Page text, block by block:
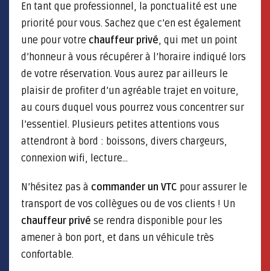
En tant que professionnel, la ponctualité est une
priorité pour vous. Sachez que c’en est également
une pour votre chauffeur privé, qui met un point
d’honneur à vous récupérer à l’horaire indiqué lors
de votre réservation. Vous aurez par ailleurs le
plaisir de profiter d’un agréable trajet en voiture,
au cours duquel vous pourrez vous concentrer sur
l’essentiel. Plusieurs petites attentions vous
attendront à bord : boissons, divers chargeurs,
connexion wifi, lecture…
N’hésitez pas à commander un VTC pour assurer le
transport de vos collègues ou de vos clients ! Un
chauffeur privé se rendra disponible pour les
amener à bon port, et dans un véhicule très
confortable.